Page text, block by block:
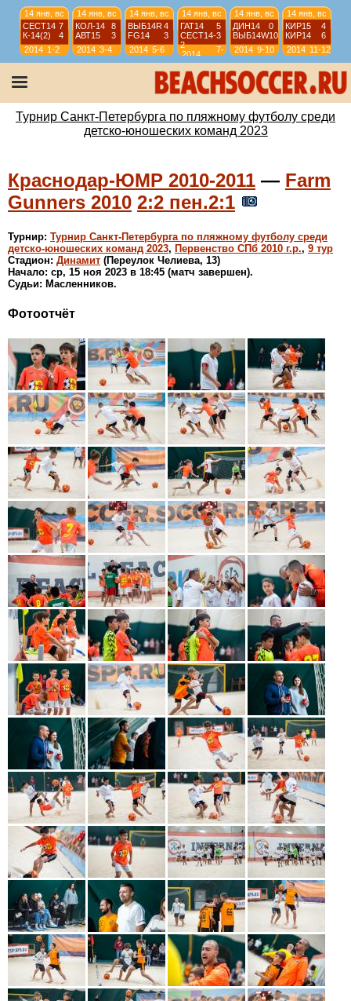
14 янв, вс
СЕСТ14 7
К-14(2)
4
2014 1-2
14 янв, вс
КОЛ-14
8
АВТ15
3
2014 3-4
14 янв, вс
ВЫБ14R4
FG14
3
2014 5-6
14 янв, вс
ГАТ14
5
СЕСТ14-
2
3
2014
7-
8
14 янв, вс
ДИН14
0
ВЫБ14W10
2014 9-10
14 янв, вс
КИР15
4
КИР14
6
2014 11-12
13 янв, сб
3
СШЛ11-23
13 янв, сб
ИС-11-О
12
СШЛ11-2 4
13 янв, сб
КР-11
6
ИС-11
3
Турнир Санкт-Петербурга по пляжному футболу среди
детско-юношеских команд 2023
Краснодар-ЮМР 2010-2011 — Farm
Gunners 2010 2:2 пен.2:1
Турнир: Турнир Санкт-Петербурга по пляжному футболу среди
детско-юношеских команд 2023, Первенство СПб 2010 г.р., 9 тур
Стадион: Динамит (Переулок Челиева, 13)
Начало: ср, 15 ноя 2023 в 18:45 (матч завершен).
Судьи: Масленников.
Фотоотчёт